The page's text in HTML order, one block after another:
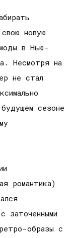
новую
в Нью-
Несмотря на
не стал
сезоне
романтика)
заточенными
образы с